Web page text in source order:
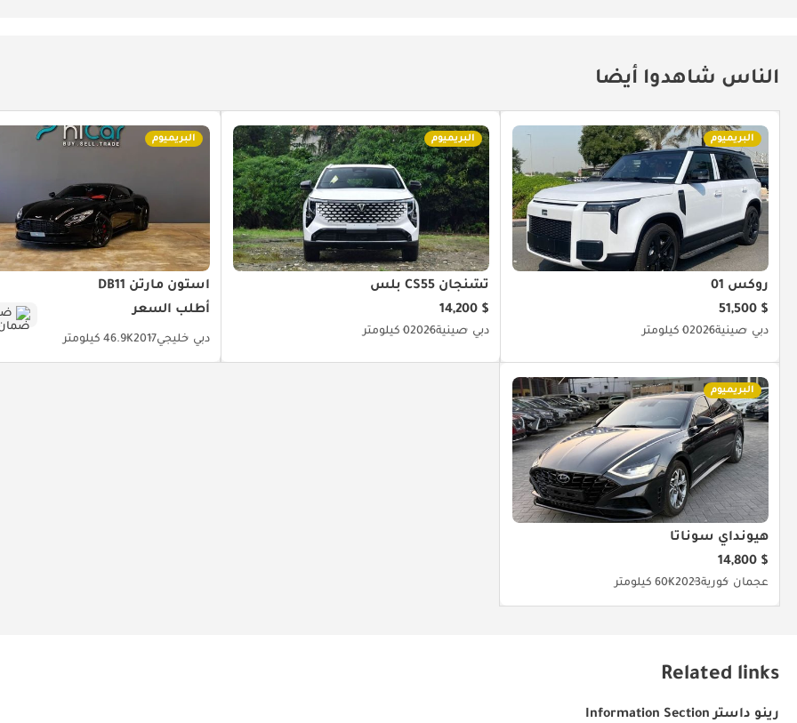
الناس شاهدوا أيضا
البريميوم
روكس 01
$ 51,500
دبي صينية20260 كيلومتر
البريميوم
تشنجان CS55 بلس
$ 14,200
دبي صينية20260 كيلومتر
البريميوم
أستون مارتن DB11
أطلب السعر
دبي خليجي201746.9K كيلومتر
البريميوم
هيونداي سوناتا
$ 14,800
عجمان كورية202360K كيلومتر
Related links
رينو داستر Information Section